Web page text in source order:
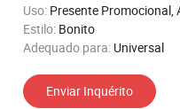
Uso: Presente Promocional, Abridor de Garrafa, Bolsa para Moeda,
Estilo: Bonito
Adequado para: Universal
Enviar Inquérito